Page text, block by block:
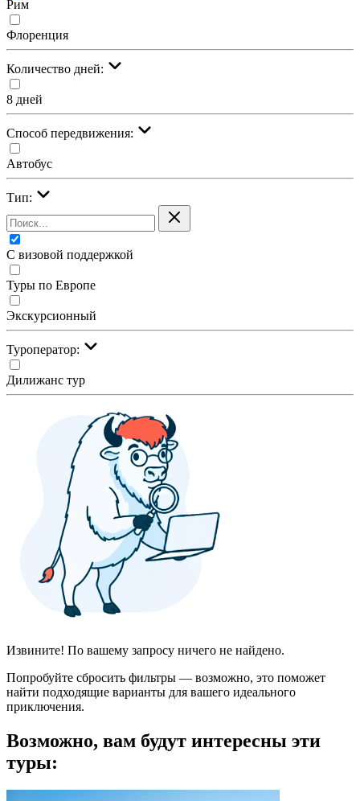
Рим
Флоренция
Количество дней:
8 дней
Cпособ передвижения:
Автобус
Тип:
С визовой поддержкой
Туры по Европе
Экскурсионный
Туроператор:
Дилижанс тур
Извините! По вашему запросу ничего не найдено.
Попробуйте сбросить фильтры — возможно, это поможет
найти подходящие варианты для вашего идеального
приключения.
Возможно, вам будут интересны эти
туры: